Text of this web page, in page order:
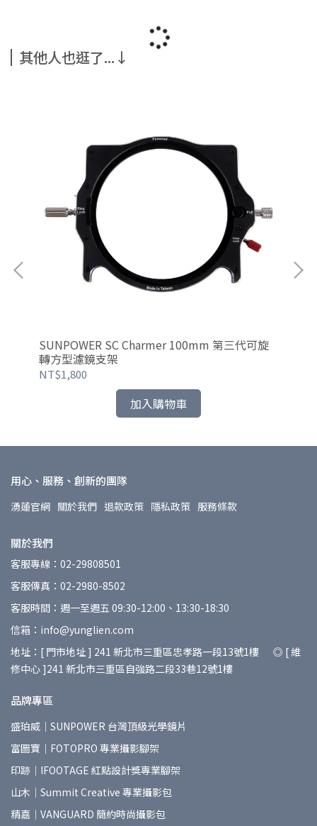
其他人也逛了...↓
SUNPOWER SC Charmer 100mm 第三代可旋
轉方型濾鏡支架
NT$1,800
加入購物車
用心、服務、創新的團隊
湧蓮官網 關於我們 退款政策 隱私政策 服務條款
關於我們
客服專線：02-29808501
客服傳真：02-2980-8502
客服時間：週一至週五 09:30-12:00、13:30-18:30
信箱：info@yunglien.com
地址：[ 門市地址 ] 241 新北市三重區忠孝路一段13號1樓 ◎ [ 維
修中心 ]241 新北市三重區自強路二段33巷12號1樓
品牌專區
盛珀威｜SUNPOWER 台灣頂級光學鏡片
富圖寶｜FOTOPRO 專業攝影腳架
印跡｜IFOOTAGE 紅點設計獎專業腳架
山木｜Summit Creative 專業攝影包
精嘉｜VANGUARD 簡約時尚攝影包